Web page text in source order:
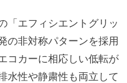
「エフィシエントグリッ
の非対称パターンを採用
コカーに相応しい低転が
水性や静粛性も両立して